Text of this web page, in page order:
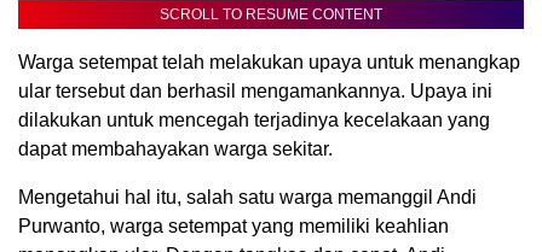
SCROLL TO RESUME CONTENT
Warga setempat telah melakukan upaya untuk menangkap
ular tersebut dan berhasil mengamankannya. Upaya ini
dilakukan untuk mencegah terjadinya kecelakaan yang
dapat membahayakan warga sekitar.
Mengetahui hal itu, salah satu warga memanggil Andi
Purwanto, warga setempat yang memiliki keahlian